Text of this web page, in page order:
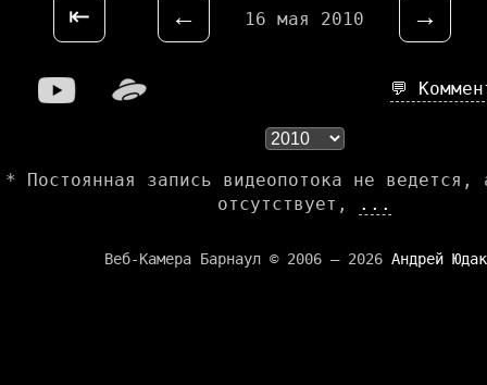
⇤ ← 16 мая 2010 →
💬
* Постоянная запись видеопотока не ведется,
отсутствует,
...
Веб-Камера Барнаул © 2006 — 2026 Андрей